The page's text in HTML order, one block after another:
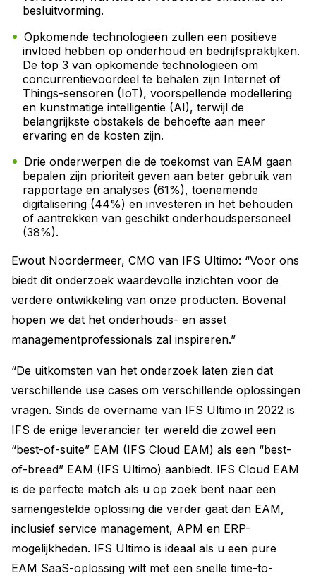
besluitvorming.
Opkomende technologieën zullen een positieve
invloed hebben op onderhoud en bedrijfspraktijken.
De top 3 van opkomende technologieën om
concurrentievoordeel te behalen zijn Internet of
Things-sensoren (IoT), voorspellende modellering
en kunstmatige intelligentie (AI), terwijl de
belangrijkste obstakels de behoefte aan meer
ervaring en de kosten zijn.
Drie onderwerpen die de toekomst van EAM gaan
bepalen zijn prioriteit geven aan beter gebruik van
rapportage en analyses (61%), toenemende
digitalisering (44%) en investeren in het behouden
of aantrekken van geschikt onderhoudspersoneel
(38%).
Ewout Noordermeer, CMO van IFS Ultimo: “Voor ons
biedt dit onderzoek waardevolle inzichten voor de
verdere ontwikkeling van onze producten. Bovenal
hopen we dat het onderhouds- en asset
managementprofessionals zal inspireren.”
“De uitkomsten van het onderzoek laten zien dat
verschillende use cases om verschillende oplossingen
vragen. Sinds de overname van IFS Ultimo in 2022 is
IFS de enige leverancier ter wereld die zowel een
“best-of-suite” EAM (IFS Cloud EAM) als een “best-
of-breed” EAM (IFS Ultimo) aanbiedt. IFS Cloud EAM
is de perfecte match als u op zoek bent naar een
samengestelde oplossing die verder gaat dan EAM,
inclusief service management, APM en ERP-
mogelijkheden. IFS Ultimo is ideaal als u een pure
EAM SaaS-oplossing wilt met een snelle time-to-